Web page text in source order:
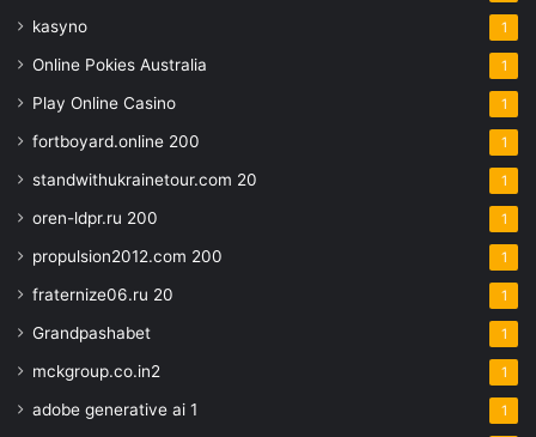
kasyno 1
Online Pokies Australia 1
Play Online Casino 1
fortboyard.online 200 1
standwithukrainetour.com 20 1
oren-ldpr.ru 200 1
propulsion2012.com 200 1
fraternize06.ru 20 1
Grandpashabet 1
mckgroup.co.in2 1
adobe generative ai 1 1